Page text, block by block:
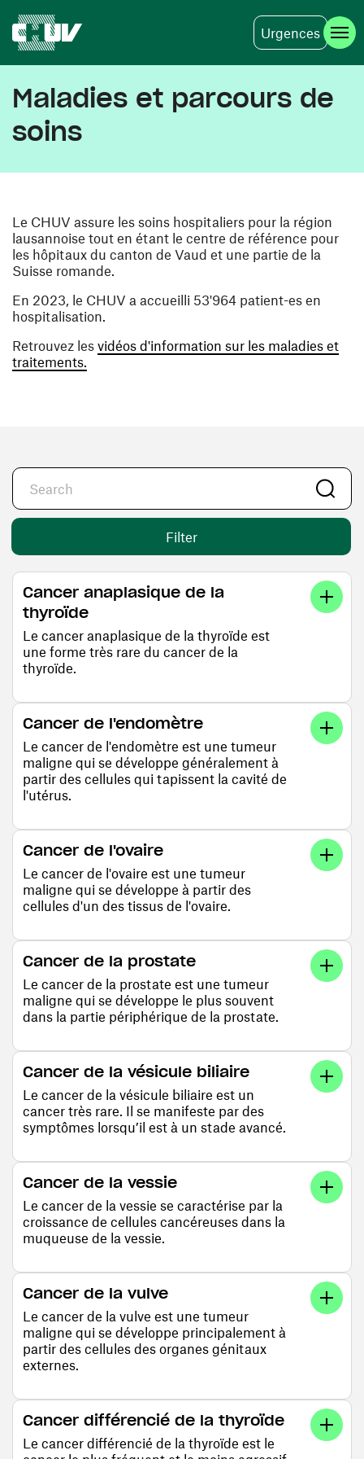
Urgences
Maladies et parcours de
soins
Le CHUV assure les soins hospitaliers pour la région
lausannoise tout en étant le centre de référence pour
les hôpitaux du canton de Vaud et une partie de la
Suisse romande.
En 2023, le CHUV a accueilli 53'964 patient-es en
hospitalisation.
Retrouvez les vidéos d'information sur les maladies et
traitements.
Filter
Cancer anaplasique de la
thyroïde
Le cancer anaplasique de la thyroïde est
une forme très rare du cancer de la
thyroïde.
Cancer de l'endomètre
Le cancer de l'endomètre est une tumeur
maligne qui se développe généralement à
partir des cellules qui tapissent la cavité de
l'utérus.
Cancer de l'ovaire
Le cancer de l'ovaire est une tumeur
maligne qui se développe à partir des
cellules d'un des tissus de l'ovaire.
Cancer de la prostate
Le cancer de la prostate est une tumeur
maligne qui se développe le plus souvent
dans la partie périphérique de la prostate.
Cancer de la vésicule biliaire
Le cancer de la vésicule biliaire est un
cancer très rare. Il se manifeste par des
symptômes lorsqu’il est à un stade avancé.
Cancer de la vessie
Le cancer de la vessie se caractérise par la
croissance de cellules cancéreuses dans la
muqueuse de la vessie.
Cancer de la vulve
Le cancer de la vulve est une tumeur
maligne qui se développe principalement à
partir des cellules des organes génitaux
externes.
Cancer différencié de la thyroïde
Le cancer différencié de la thyroïde est le